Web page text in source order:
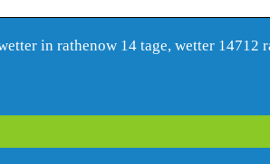
in rathenow 14 tage, wetter 14712